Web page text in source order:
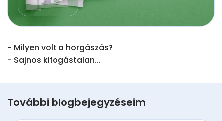
- Milyen volt a horgászás?
- Sajnos kifogástalan...
További blogbejegyzéseim